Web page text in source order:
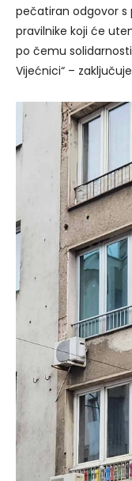
pečatiran odgovor s
pravilnike koji će
po čemu
Vijećnici“ –